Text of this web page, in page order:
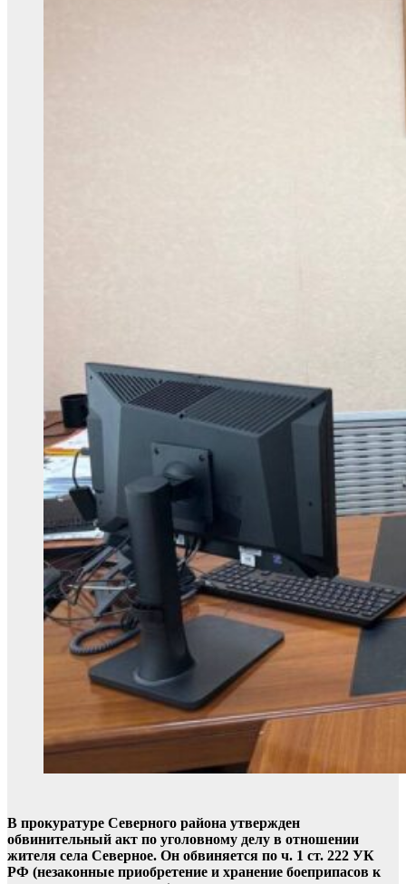
В прокуратуре Северного района утвержден
обвинительный акт по уголовному делу в отношении
жителя села Северное. Он обвиняется по ч. 1 ст. 222 УК
РФ (незаконные приобретение и хранение боеприпасов к